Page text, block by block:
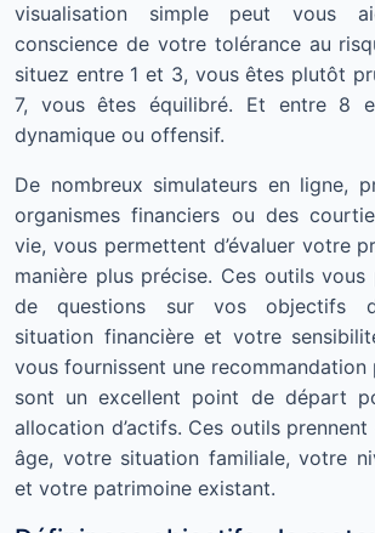
visualisation simple peut vous
conscience de votre tolérance au
situez entre 1 et 3, vous êtes plutôt
7, vous êtes équilibré. Et entre 8
dynamique ou offensif.
De nombreux simulateurs en ligne,
organismes financiers ou des
vie, vous permettent d’évaluer votre
manière plus précise. Ces outils vous
de questions sur vos objectifs
situation financière et votre
vous fournissent une recommandation
sont un excellent point de départ
allocation d’actifs. Ces outils
âge, votre situation familiale, votre
et votre patrimoine existant.